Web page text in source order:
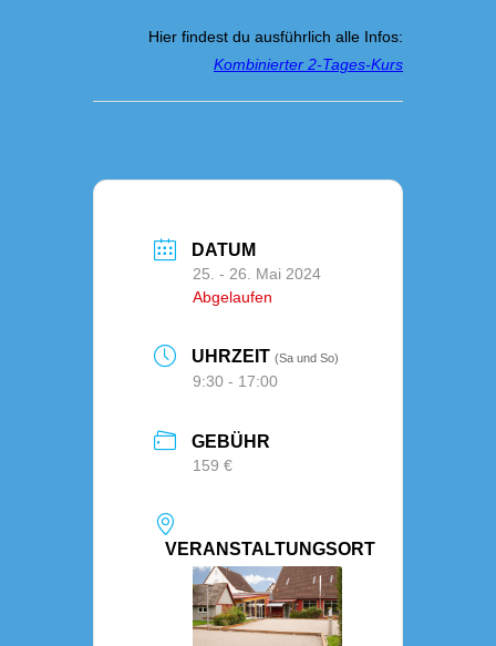
Hier findest du ausführlich alle Infos:
Kombinierter 2-Tages-Kurs
DATUM
25. - 26. Mai 2024
Abgelaufen
UHRZEIT (Sa und So)
9:30 - 17:00
GEBÜHR
159 €
VERANSTALTUNGSORT